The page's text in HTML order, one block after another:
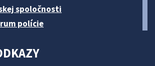
spoločnosti
polície